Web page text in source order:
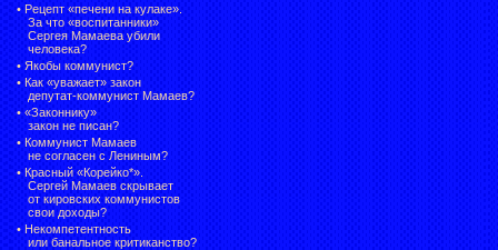
• Рецепт «печени на кулаке».
За что «воспитанники»
Сергея Мамаева убили
человека?
• Якобы коммунист?
• Как «уважает» закон
депутат-коммунист Мамаев?
• «Законнику»
закон не писан?
• Коммунист Мамаев
не согласен с Лениным?
• Красный «Корейко*».
Сергей Мамаев скрывает
от кировских коммунистов
свои доходы?
• Некомпетентность
или банальное критиканство?